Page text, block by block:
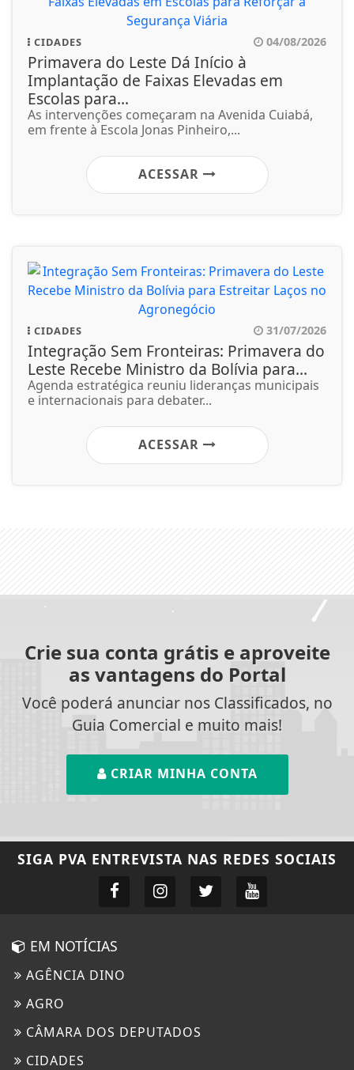
CIDADES 04/08/2026
Primavera do Leste Dá Início à
Implantação de Faixas Elevadas em
Escolas para...
As intervenções começaram na Avenida Cuiabá,
em frente à Escola Jonas Pinheiro,...
ACESSAR
CIDADES 31/07/2026
Integração Sem Fronteiras: Primavera do
Leste Recebe Ministro da Bolívia para...
Agenda estratégica reuniu lideranças municipais
e internacionais para debater...
ACESSAR
Crie sua conta grátis e aproveite
as vantagens do Portal
Você poderá anunciar nos Classificados, no
Guia Comercial e muito mais!
CRIAR MINHA CONTA
SIGA PVA ENTREVISTA NAS REDES SOCIAIS
EM NOTÍCIAS
AGÊNCIA DINO
AGRO
CÂMARA DOS DEPUTADOS
CIDADES